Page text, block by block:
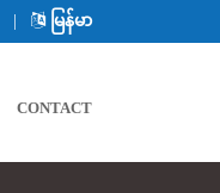
မြန်မာ
CONTACT